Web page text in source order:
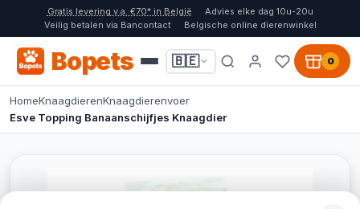
Gratis levering v.a. €70* in België
Advies elke dag 10u-20u
Veilig betalen via Bancontact
Belgische online dierenwinkel
Bopets 🇧🇪 0
HomeKnaagdierenKnaagdierenvoer
Esve Topping Banaanschijfjes Knaagdier